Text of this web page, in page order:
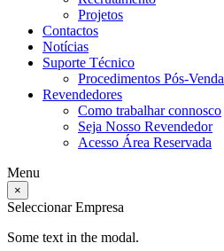
Projetos
Contactos
Notícias
Suporte Técnico
Procedimentos Pós-Venda
Revendedores
Como trabalhar connosco
Seja Nosso Revendedor
Acesso Área Reservada
Menu
×
Seleccionar Empresa
Some text in the modal.